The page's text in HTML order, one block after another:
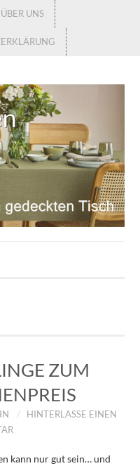
ÜBER UNS
ZUM
HINTERLASSE EINEN
kann nur gut sein… und